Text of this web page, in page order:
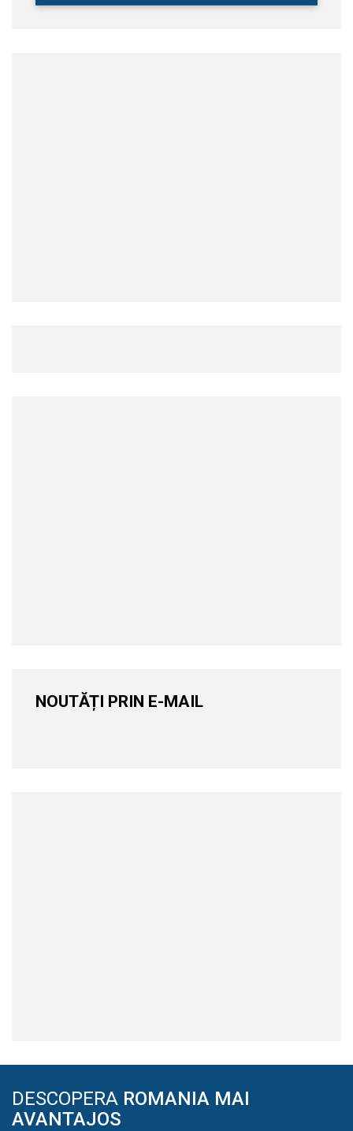
NOUTĂȚI PRIN E-MAIL
DESCOPERA ROMANIA MAI
AVANTAJOS